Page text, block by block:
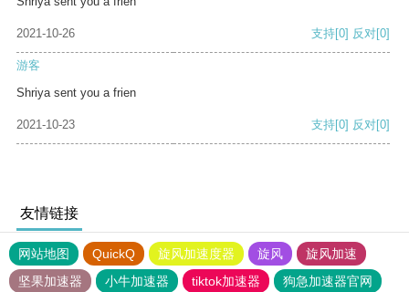
2021-10-26 支持[0] 反对[0]
游客
Shriya sent you a frien
2021-10-23 支持[0] 反对[0]
友情链接
网站地图 QuickQ 旋风加速度器 旋风
旋风加速
坚果加速器
小牛加速器 tiktok加速器
狗急加速器官网